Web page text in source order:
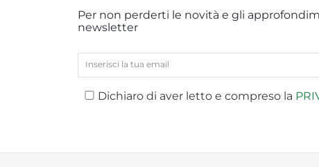
Per non perderti le novità e gli
newsletter
Dichiaro di aver letto e compreso la